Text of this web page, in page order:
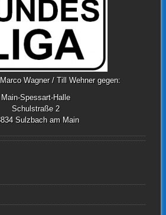
Wagner / Till Wehner gegen:
Main-Spessart-Halle
Schulstraße 2
Sulzbach am Main